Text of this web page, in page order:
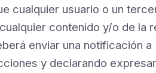
cualquier usuario o un
contenido y/o de la
enviar una notificación
y declarando